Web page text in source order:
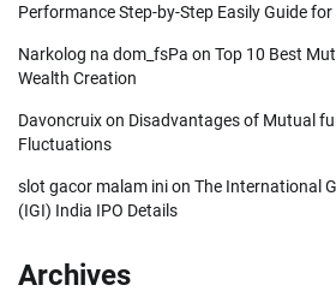
Performance Step-by-Step Easily Guide
Narkolog na dom_fsPa on Top 10 Best
Wealth Creation
Davoncruixon Disadvantages of Mutual
Fluctuations
slot gacor malam inion The International
(IGI) India IPO Details
Archives